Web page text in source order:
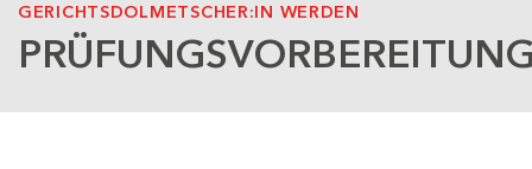
GERICHTSDOLMETSCHER:IN WERDEN